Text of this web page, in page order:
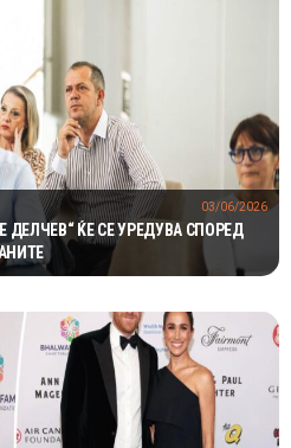
ЌЕ СЕ УРЕДУВА СПОРЕД
03/06/2026